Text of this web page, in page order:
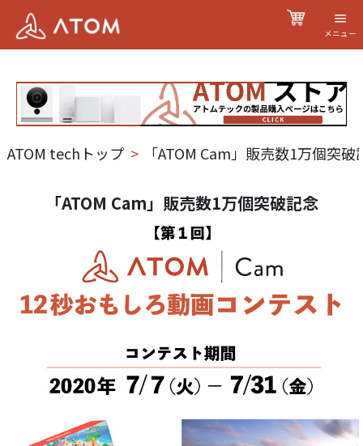
メニュー
ATOM techトップ > 「ATOM Cam」販売数1万個突破
「ATOM Cam」販売数1万個突破記念